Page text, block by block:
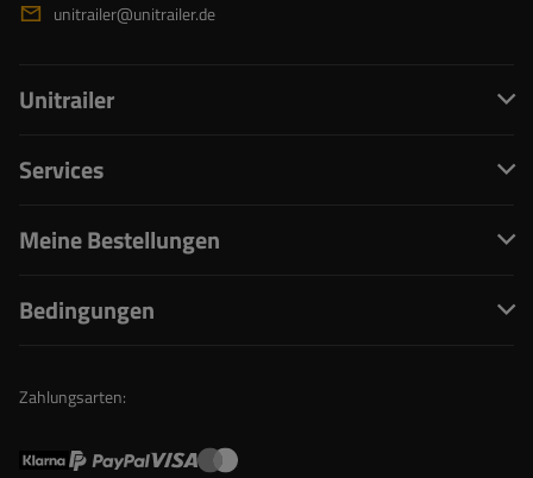
unitrailer@unitrailer.de
Unitrailer
Services
Meine Bestellungen
Bedingungen
Zahlungsarten: